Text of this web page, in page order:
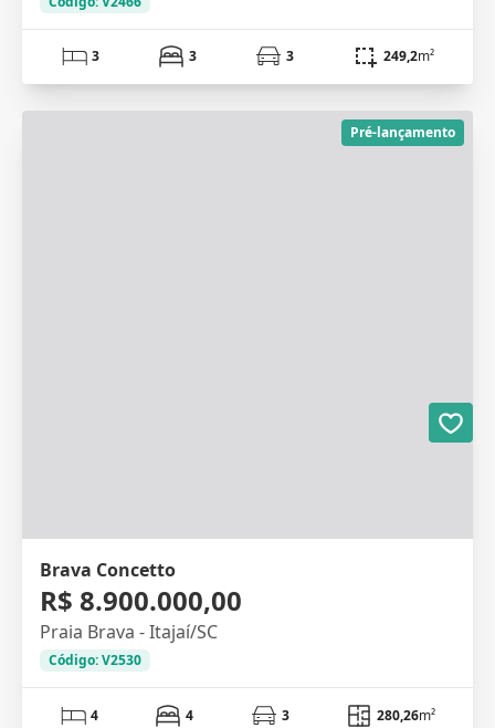
3 3 3 249,2m²
Pré-lançamento
Brava Concetto
R$ 8.900.000,00
Praia Brava - Itajaí/SC
Código: V2530
4 4 3 280,26m²